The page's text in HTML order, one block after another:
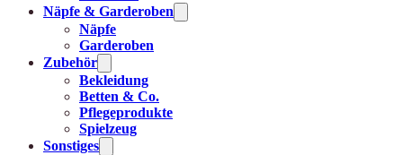
Näpfe & Garderoben
Näpfe
Garderoben
Zubehör
Bekleidung
Betten & Co.
Pflegeprodukte
Spielzeug
Sonstiges